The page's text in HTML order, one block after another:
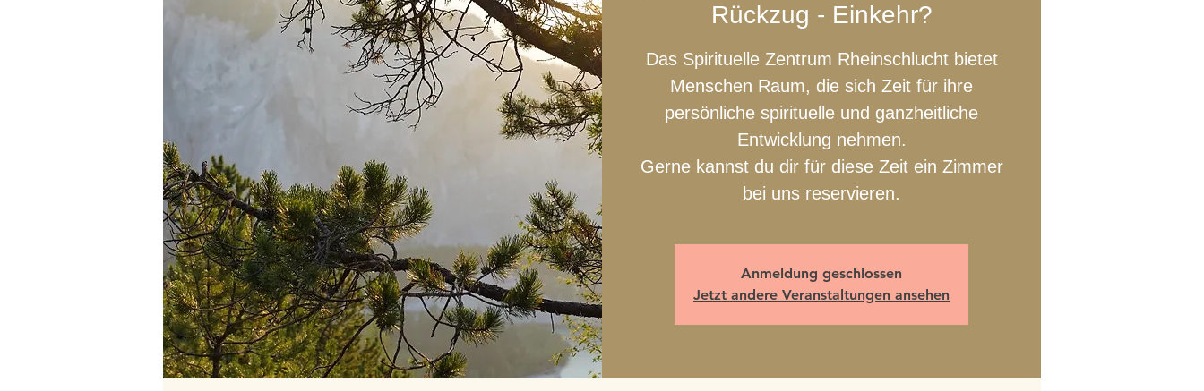
Rückzug - Einkehr?
Das Spirituelle Zentrum Rheinschlucht bietet
Menschen Raum, die sich Zeit für ihre
persönliche spirituelle und ganzheitliche
Entwicklung nehmen.
Gerne kannst du dir für diese Zeit ein Zimmer
bei uns reservieren.
Anmeldung geschlossen
Jetzt andere Veranstaltungen ansehen